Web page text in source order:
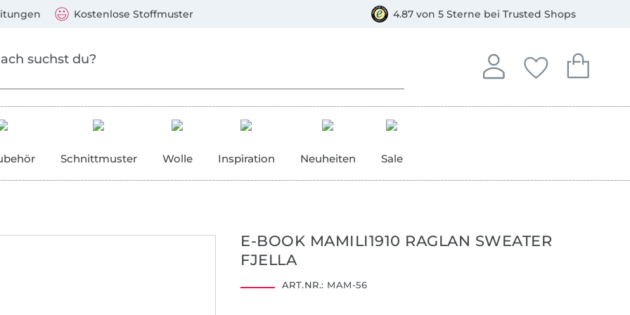
Kostenlose Stoffmuster 4.87 von 5 Sterne bei Trusted Shops
Anmelden
In deinem Konto
Deine
Du hast keine
Dein
Du hast
Schnittmuster Wolle Inspiration Neuheiten Sale
E-BOOK MAMILI1910 RAGLAN SWEATER
FJELLA
ART.NR.: MAM-56
Mastercard, PayPal, Giropay, Kauf auf Rechnung, Vorkasse